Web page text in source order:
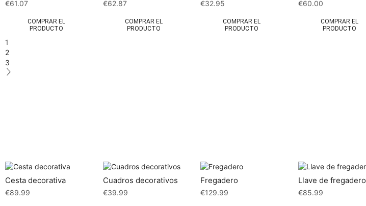
€61.07
COMPRAR EL
PRODUCTO
€62.87
COMPRAR EL
PRODUCTO
€32.95
COMPRAR EL
PRODUCTO
€60.00
COMPRAR EL
PRODUCTO
1
2
3
Cesta decorativa
€89.99
Cuadros decorativos
€39.99
Fregadero
€129.99
Llave de fregadero
€85.99